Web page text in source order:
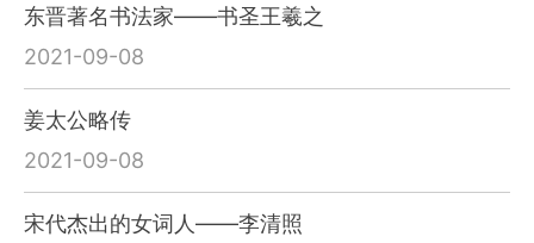
东晋著名书法家——书圣王羲之
2021-09-08
姜太公略传
2021-09-08
宋代杰出的女词人——李清照